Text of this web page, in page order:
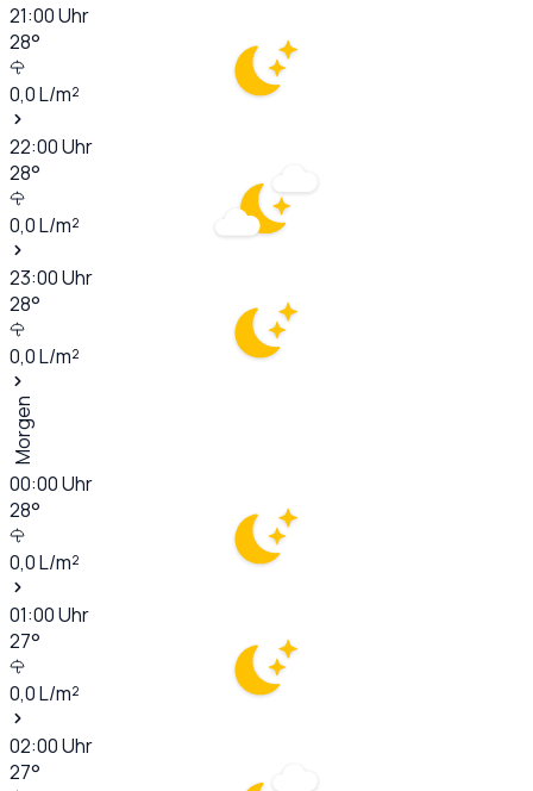
21:00Uhr
28°
0,0L/m²
22:00Uhr
28°
0,0L/m²
23:00Uhr
28°
0,0L/m²
Morgen
00:00Uhr
28°
0,0L/m²
01:00Uhr
27°
0,0L/m²
02:00Uhr
27°